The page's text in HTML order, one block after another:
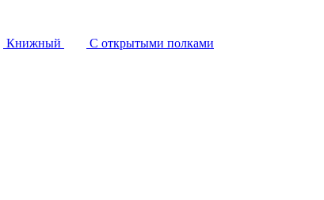
Книжный
С открытыми полками